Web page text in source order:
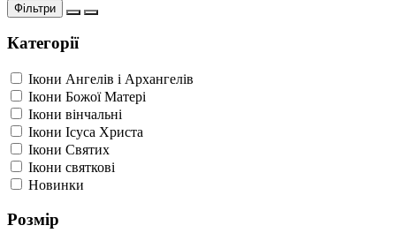
Фільтри
Категорії
Ікони Ангелів і Архангелів
Ікони Божої Матері
Ікони вінчальні
Ікони Ісуса Христа
Ікони Святих
Ікони святкові
Новинки
Розмір